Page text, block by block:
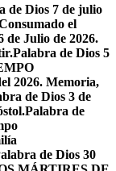
de Dios 7 de julio
el
de Julio de 2026.
Palabra de Dios 5
2026. Memoria,
de Dios 3 de
Palabra de
de Dios 30